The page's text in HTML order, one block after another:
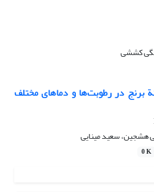
کششی
در رطوبت‌ها و دماهای مختلف
هشجین، سعید مینایی
0 K